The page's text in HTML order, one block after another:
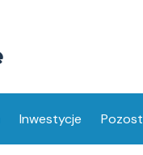
Inwestycje